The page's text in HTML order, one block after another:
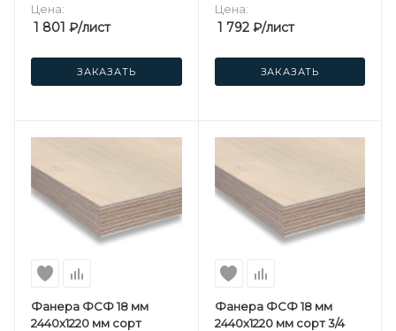
Цена:
1 801 ₽/лист
ЗАКАЗАТЬ
Цена:
1 792₽/лист
ЗАКАЗАТЬ
Фанера ФСФ 18 мм
2440х1220 мм сорт
Фанера ФСФ 18 мм
2440х1220 мм сорт 3/4